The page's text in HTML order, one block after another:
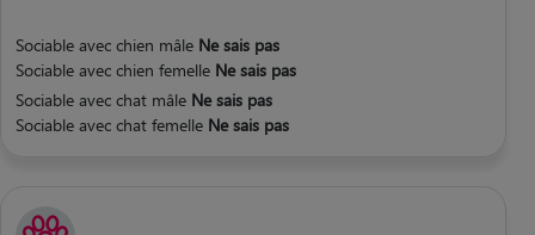
Sociable avec chien mâle Ne sais pas
Sociable avec chien femelle Ne sais pas
Sociable avec chat mâle Ne sais pas
Sociable avec chat femelle Ne sais pas